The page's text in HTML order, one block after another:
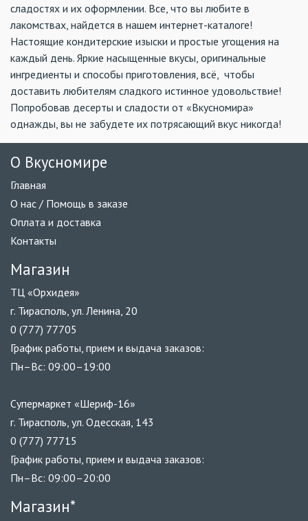
сладостях и их оформлении. Все, что вы любите в
лакомствах, найдется в нашем интернет-каталоге!
Настоящие кондитерские изыски и простые угощения на
каждый день. Яркие насыщенные вкусы, оригинальные
ингредиенты и способы приготовления, всё, чтобы
доставить любителям сладкого истинное удовольствие!
Попробовав десерты и сладости от «Вкусномира»
однажды, вы не забудете их потрясающий вкус никогда!
О Вкусномире
Главная
О нас / Помощь в заказе
Оплата и доставка
Контакты
Магазин
ТЦ «Орхидея»
г. Тирасполь, ул. Ленина, 20
0 (777) 77705
График работы, прием и выдача заказов:
Пн–Вс: 09:00–19:00
Супермаркет «Шериф-16»
г. Тирасполь, ул. Одесская, 143
0 (777) 77715
График работы, прием и выдача заказов:
Пн–Вс: 09:00–20:00
Магазин*